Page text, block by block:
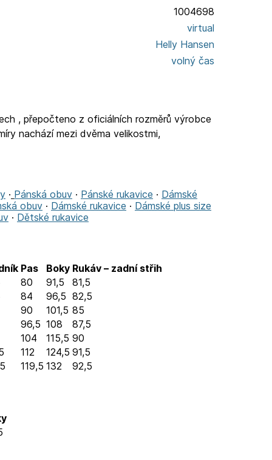
1004698
virtual
Helly Hansen
volný čas
, přepočteno z oficiálních rozměrů výrobce
nachází mezi dvěma velikostmi,
· Pánská obuv· Pánské rukavice · Dámské
obuv· Dámské rukavice · Dámské plus size
· Dětské rukavice
Pas Boky Rukáv – zadní střih
80 91,5
81,5
84 96,5 82,5
90
101,5 85
96,5 108
87,5
104
115,5 90
112 124,5 91,5
119,5 132 92,5